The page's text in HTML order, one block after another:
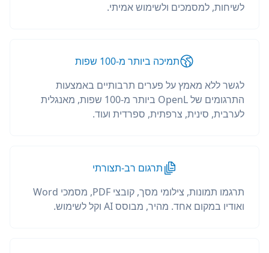
לשיחות, למסמכים ולשימוש אמיתי.
תמיכה ביותר מ-100 שפות
לגשר ללא מאמץ על פערים תרבותיים באמצעות
התרגומים של OpenL ביותר מ-100 שפות, מאנגלית
לערבית, סינית, צרפתית, ספרדית ועוד.
תרגום רב-תצורתי
תרגמו תמונות, צילומי מסך, קובצי PDF, מסמכי Word
ואודיו במקום אחד. מהיר, מבוסס AI וקל לשימוש.